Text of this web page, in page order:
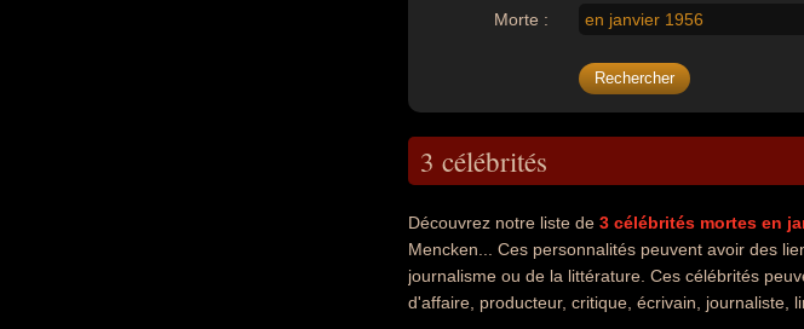
Morte : en janvier 1956
3 célébrités
Découvrez notre liste de 3 célébrités mortes en
Mencken... Ces personnalités peuvent avoir des
journalisme ou de la littérature. Ces célébrités
d'affaire, producteur, critique, écrivain, journaliste,